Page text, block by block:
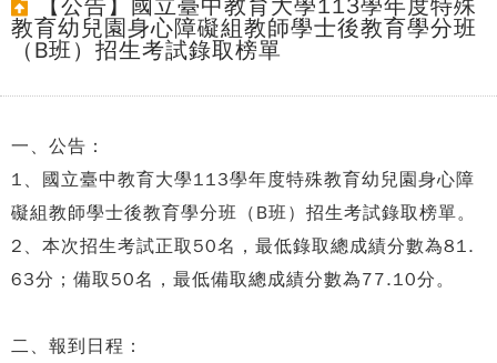
【公告】國立臺中教育大學113學年度特殊
教育幼兒園身心障礙組教師學士後教育學分班
（B班）招生考試錄取榜單
一、公告：
1、國立臺中教育大學113學年度特殊教育幼兒園身心障
礙組教師學士後教育學分班（B班）招生考試錄取榜單。
2、本次招生考試正取50名，最低錄取總成績分數為81.
63分；備取50名，最低備取總成績分數為77.10分。
二、報到日程：